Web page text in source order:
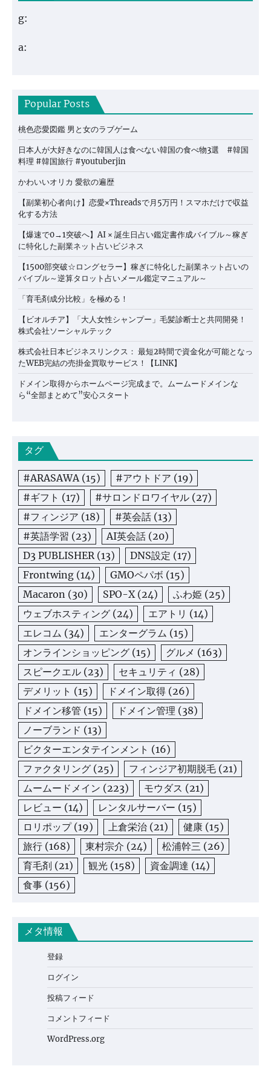
g:
a:
Popular Posts
桃色恋愛図鑑 男と女のラブゲーム
日本人が大好きなのに韓国人は食べない韓国の食べ物3選 #韓国
料理 #韓国旅行 #youtuberjin
かわいいオリカ 愛欲の遍歴
【副業初心者向け】恋愛×Threadsで月5万円！スマホだけで収益
化する方法
【爆速で0→1突破へ】AI × 誕生日占い鑑定書作成バイブル～稼ぎ
に特化した副業ネット占いビジネス
【1500部突破☆ロングセラー】稼ぎに特化した副業ネット占いの
バイブル～逆算タロット占いメール鑑定マニュアル～
「育毛剤成分比較」を極める！
【ビオルチア】「大人女性シャンプー」毛髪診断士と共同開発！
株式会社ソーシャルテック
株式会社日本ビジネスリンクス： 最短2時間で資金化が可能となっ
たWEB完結の売掛金買取サービス！【LINK】
ドメイン取得からホームページ完成まで。ムームードメインな
ら“全部まとめて”安心スタート
タグ
#ARASAWA (15) #アウトドア (19)
#ギフト (17) #サロンドロワイヤル (27)
#フィンジア (18) #英会話 (13)
#英語学習 (23) AI英会話 (20)
D3 PUBLISHER (13) DNS設定 (17)
Frontwing (14) GMOペパボ (15)
Macaron (30) SPO-X (24) ふわ姫 (25)
ウェブホスティング (24) エアトリ (14)
エレコム (34) エンターグラム (15)
オンラインショッピング (15) グルメ (163)
スピークエル (23) セキュリティ (28)
デメリット (15) ドメイン取得 (26)
ドメイン移管 (15) ドメイン管理 (38)
ノーブランド (13)
ビクターエンタテインメント (16)
ファクタリング (25) フィンジア初期脱毛 (21)
ムームードメイン (223) モウダス (21)
レビュー (14) レンタルサーバー (15)
ロリポップ(19) 上倉栄治 (21) 健康 (15)
旅行 (168) 東村宗介 (24) 松浦幹三 (26)
育毛剤 (21) 観光 (158) 資金調達 (14)
食事 (156)
メタ情報
登録
ログイン
投稿フィード
コメントフィード
WordPress.org